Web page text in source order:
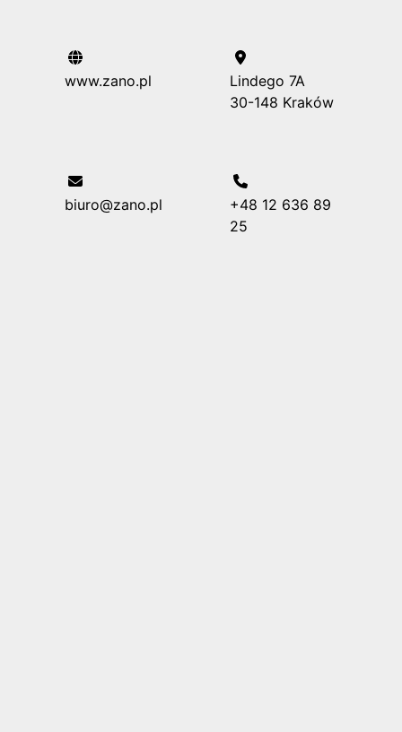
www.zano.pl
Lindego 7A
30-148 Kraków
biuro@zano.pl
+48 12 636 89
25